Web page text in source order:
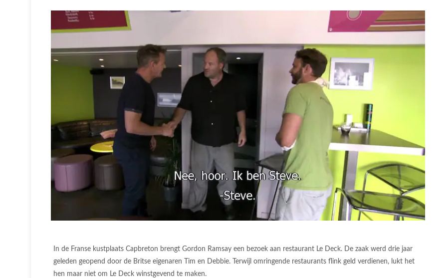
In de Franse kustplaats Capbreton brengt Gordon Ramsay een bezoek aan restaurant Le Deck. De zaak werd drie jaar
geleden geopend door de Britse eigenaren Tim en Debbie. Terwijl omringende restaurants flink geld verdienen, lukt het
hen maar niet om Le Deck winstgevend te maken.